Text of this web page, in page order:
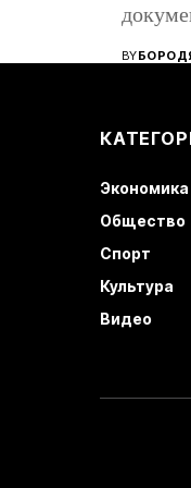
Від
BY
Экономика
Общество
Спорт
Культура
Видео